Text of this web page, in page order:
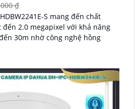
₫
S mang đến chất
2.0 megapixel với khả năng
30m nhờ công nghệ hồng